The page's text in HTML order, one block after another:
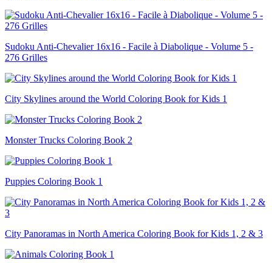
Sudoku Anti-Chevalier 16x16 - Facile à Diabolique - Volume 5 -
276 Grilles
City Skylines around the World Coloring Book for Kids 1
Monster Trucks Coloring Book 2
Puppies Coloring Book 1
City Panoramas in North America Coloring Book for Kids 1, 2 & 3